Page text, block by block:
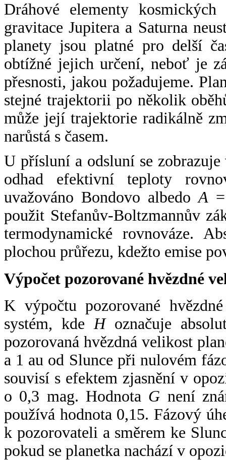
Dráhové elementy
gravitace Jupitera a Saturna
planety jsou platné pro delší
obtížné jejich určení, neboť je
přesnosti, jakou požadujeme.
stejné trajektorii po několik
může její trajektorie radikálně
narůstá s časem.
U přísluní a odsluní se
odhad efektivní teploty
uvažováno Bondovo albedoA
použit Stefanův-Boltzmannův
termodynamické rovnováze.
plochou průřezu, kdežto emise
Výpočet pozorované hvězdné
K výpočtu pozorované
systém, kde Hoznačuje
pozorovaná hvězdná velikost
a 1 au od Slunce při nulovém
souvisí s efektem zjasnění v
o 0,3 mag. Hodnota G není
používá hodnota 0,15. Fázový
k pozorovateli a směrem ke
pokud se planetka nachází v